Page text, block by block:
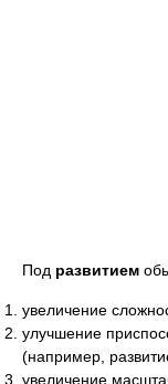
Под развитием
увеличение
улучшение
(например,
увеличение